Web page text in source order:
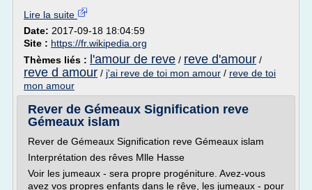
Lire la suite
Date: 2017-09-18 18:04:59
Site : https://fr.wikipedia.org
Thèmes liés :
l'amour de reve / reve d'amour /
reve d amour / j'ai reve de toi mon amour / reve de toi
mon amour
Rever de Gémeaux Signification reve
Gémeaux islam
Rever de Gémeaux Signification reve Gémeaux islam
Interprétation des rêves Mlle Hasse
Voir les jumeaux - sera propre progéniture. Avez-vous
avez vos propres enfants dans le rêve, les jumeaux - pour